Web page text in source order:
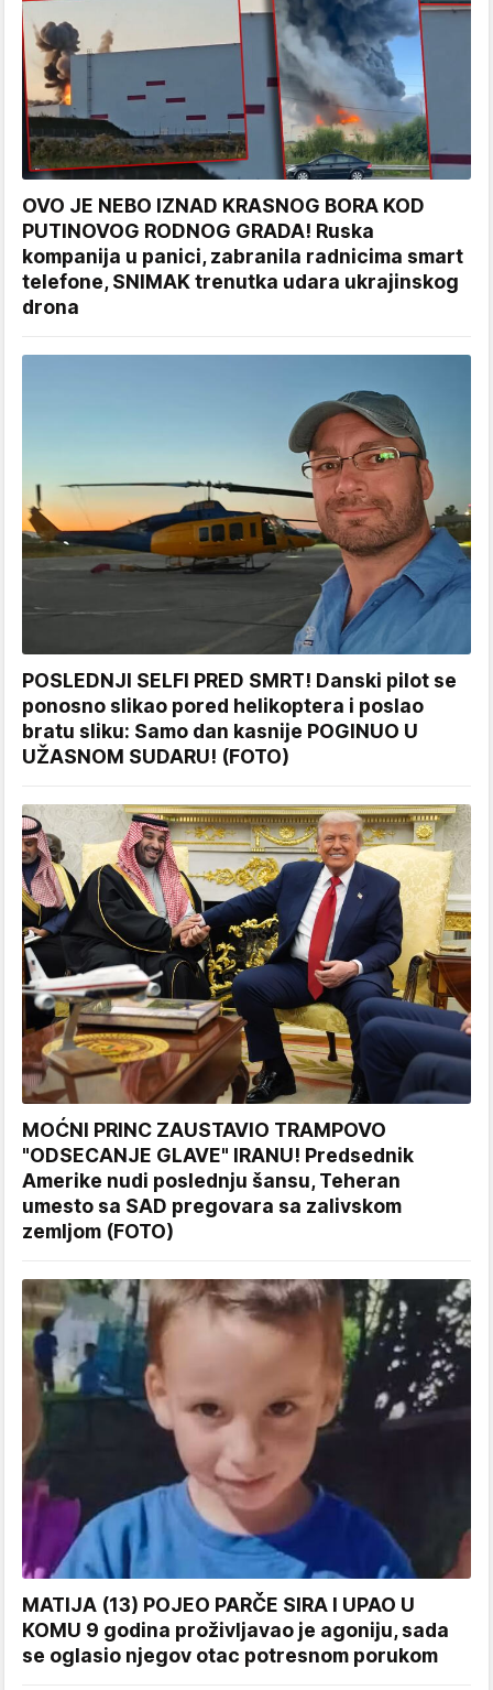
OVO JE NEBO IZNAD KRASNOG BORA KOD
PUTINOVOG RODNOG GRADA! Ruska
kompanija u panici, zabranila radnicima smart
telefone, SNIMAK trenutka udara ukrajinskog
drona
POSLEDNJI SELFI PRED SMRT! Danski pilot se
ponosno slikao pored helikoptera i poslao
bratu sliku: Samo dan kasnije POGINUO U
UŽASNOM SUDARU! (FOTO)
MOĆNI PRINC ZAUSTAVIO TRAMPOVO
"ODSECANJE GLAVE" IRANU! Predsednik
Amerike nudi poslednju šansu, Teheran
umesto sa SAD pregovara sa zalivskom
zemljom (FOTO)
MATIJA (13) POJEO PARČE SIRA I UPAO U
KOMU 9 godina proživljavao je agoniju, sada
se oglasio njegov otac potresnom porukom